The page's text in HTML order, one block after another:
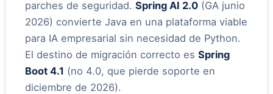
parches de seguridad. Spring AI 2.0 (GA junio
2026) convierte Java en una plataforma viable
para IA empresarial sin necesidad de Python.
El destino de migración correcto es Spring
Boot 4.1 (no 4.0, que pierde soporte en
diciembre de 2026).